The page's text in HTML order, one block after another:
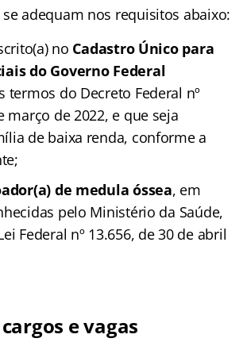
adequam nos requisitos abaixo:
no Cadastro Único para
do Governo Federal
termos do Decreto Federal nº
março de 2022, e que seja
de baixa renda, conforme a
de medula óssea, em
pelo Ministério da Saúde,
Federal nº 13.656, de 30 de abril
e vagas